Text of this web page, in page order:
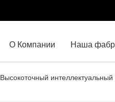
О Компании Наша
Высокоточный интеллектуальный